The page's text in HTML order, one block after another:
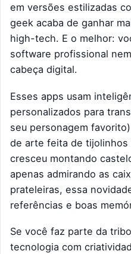
em versões estilizadas
geek acaba de ganhar
high-tech. E o melhor:
software profissional
cabeça digital.
Esses apps usam
personalizados para
seu personagem
de arte feita de tijolinhos
cresceu montando
apenas admirando as
prateleiras, essa
referências e boas
Se você faz parte da
tecnologia com